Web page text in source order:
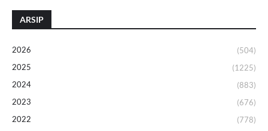
ARSIP
2026
(504)
2025
(1225)
2024
(883)
2023
(676)
2022
(778)